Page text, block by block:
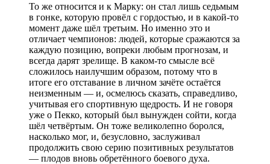
То же относится и к Марку: он стал лишь седьмым
в гонке, которую провёл с гордостью, и в какой-то
момент даже шёл третьим. Но именно это и
отличает чемпионов: людей, которые сражаются за
каждую позицию, вопреки любым прогнозам, и
всегда дарят зрелище. В каком-то смысле всё
сложилось наилучшим образом, потому что в
итоге его отставание в личном зачёте остаётся
неизменным — и, осмелюсь сказать, справедливо,
учитывая его спортивную щедрость. И не говоря
уже о Пекко, который был вынужден сойти, когда
шёл четвёртым. Он тоже великолепно боролся,
насколько мог, и, безусловно, заслуживал
продолжить свою серию позитивных результатов
— плодов вновь обретённого боевого духа.